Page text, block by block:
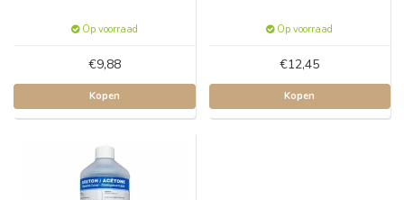
Op voorraad
€9,88
Kopen
Op voorraad
€12,45
Kopen